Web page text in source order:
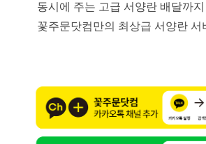
동시에 주는 고급 서양란 배달까지
꽃주문닷컴만의 최상급 서양란 서